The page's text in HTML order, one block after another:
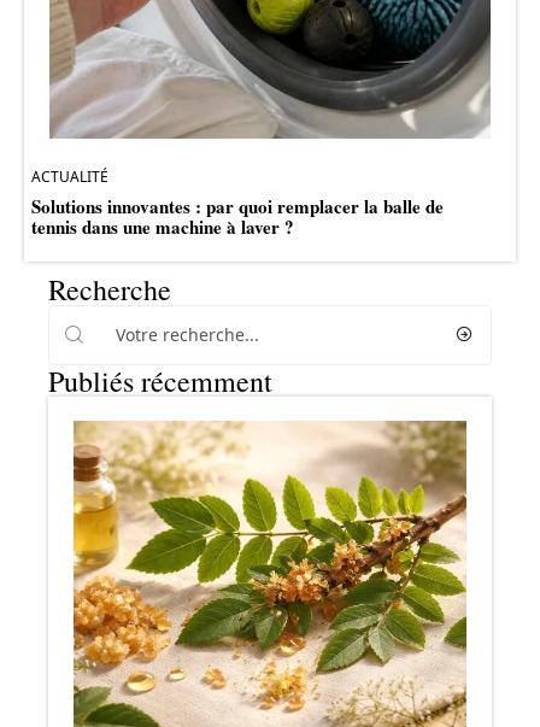
ACTUALITÉ
Solutions innovantes : par quoi remplacer la balle de
tennis dans une machine à laver ?
Recherche
Publiés récemment